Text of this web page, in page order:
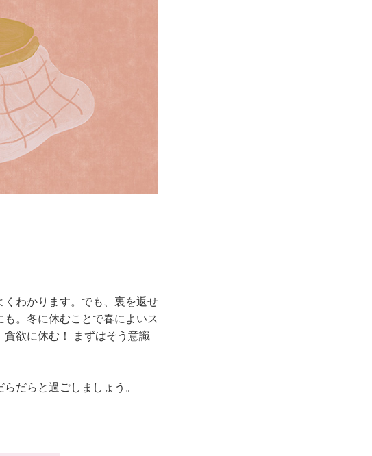
くわかります。でも、裏を返せ
。冬に休むことで春によいス
欲に休む！ まずはそう意識
だらと過ごしましょう。